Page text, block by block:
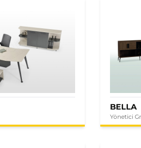
BELLA
Yönetici